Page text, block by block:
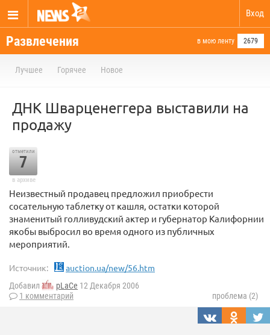
Вход
Развлечения в мою ленту 2679
Лучшее Горячее Новое
ДНК Шварценеггера выставили на
продажу
отметили
7
в архиве
Неизвестный продавец предложил приобрести
сосательную таблетку от кашля, остатки которой
знаменитый голливудский актер и губернатор Калифорнии
якобы выбросил во время одного из публичных
мероприятий.
Источник: auction.ua/new/56.htm
Добавил pLaCe 12 Декабря 2006
1 комментарий
проблема (2)